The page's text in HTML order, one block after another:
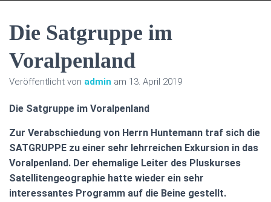
Die Satgruppe im
Voralpenland
Veröffentlicht von admin am 13. April 2019
Die Satgruppe im Voralpenland
Zur Verabschiedung von Herrn Huntemann traf sich die
SATGRUPPE zu einer sehr lehrreichen Exkursion in das
Voralpenland. Der ehemalige Leiter des Pluskurses
Satellitengeographie hatte wieder ein sehr
interessantes Programm auf die Beine gestellt.